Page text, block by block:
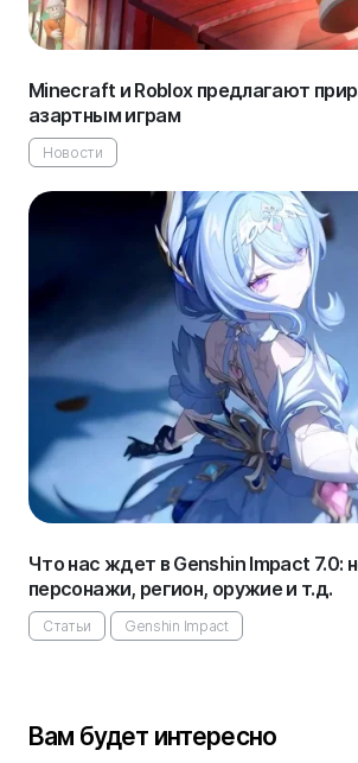
Minecraft и Roblox предлагают
азартным играм
Новости
Что нас ждет в Genshin Impact 7.0:
персонажи, регион, оружие и т.д.
Статьи Genshin Impact
Вам будет интересно